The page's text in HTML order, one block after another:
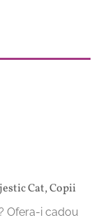
Cat, Copii
Ofera-i cadou